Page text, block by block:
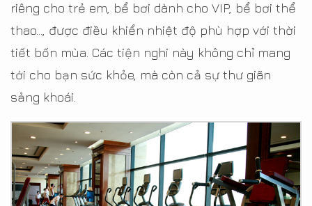
riêng cho trẻ em, bể bơi dành cho VIP, bể bơi thể
thao…, được điều khiển nhiệt độ phù hợp với thời
tiết bốn mùa. Các tiện nghi này không chỉ mang
tới cho bạn sức khỏe, mà còn cả sự thư giãn
sảng khoái.